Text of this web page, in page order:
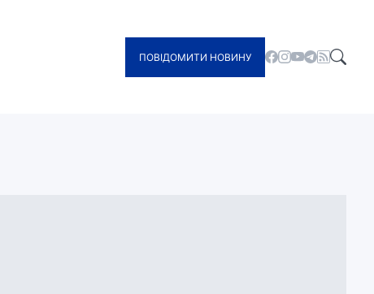
ПОВІДОМИТИ НОВИНУ